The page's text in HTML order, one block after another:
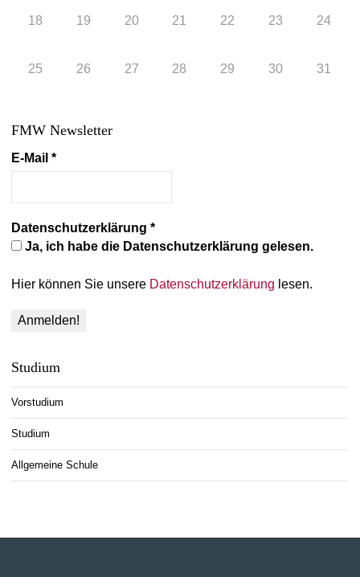
18 19 20 21 22 23 24
25 26 27 28 29 30 31
FMW Newsletter
E-Mail *
Datenschutzerklärung *
Ja, ich habe die Datenschutzerklärung gelesen.
Hier können Sie unsere Datenschutzerklärung lesen.
Studium
Vorstudium
Studium
Allgemeine Schule